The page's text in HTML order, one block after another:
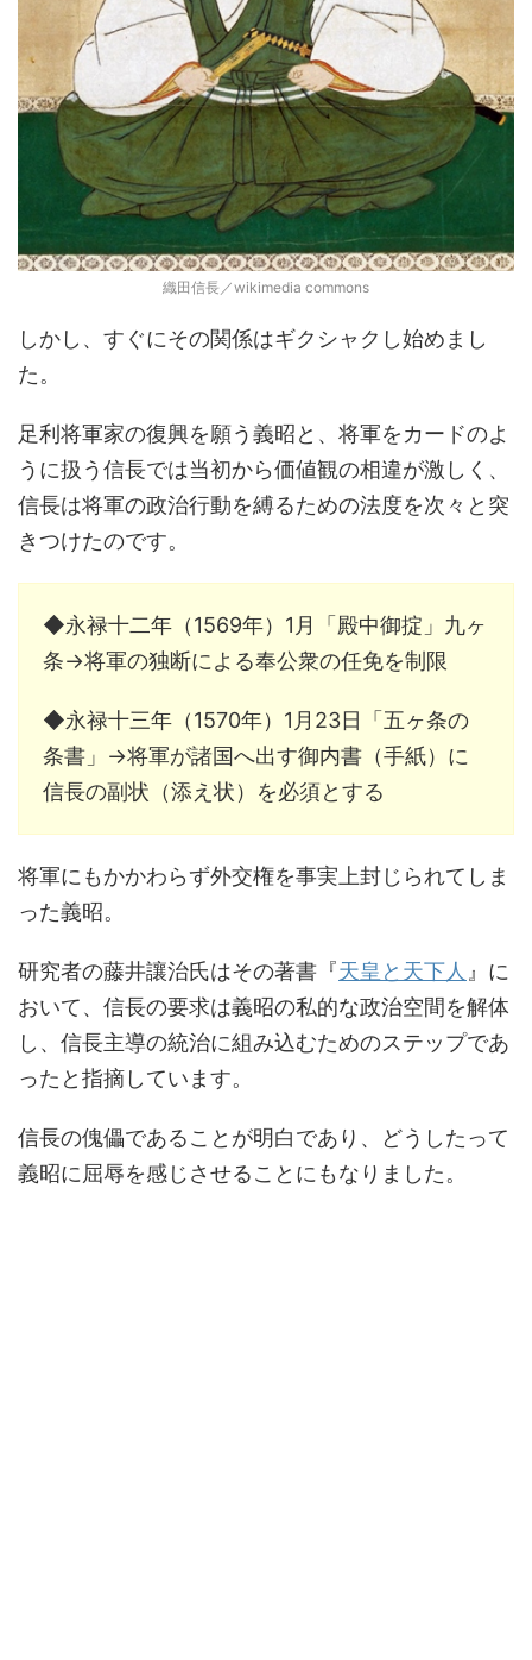
織田信長／wikimedia commons
しかし、すぐにその関係はギクシャクし始めまし
た。
足利将軍家の復興を願う義昭と、将軍をカードのよ
うに扱う信長では当初から価値観の相違が激しく、
信長は将軍の政治行動を縛るための法度を次々と突
きつけたのです。
◆永禄十二年（1569年）1月「殿中御掟」九ヶ
条→将軍の独断による奉公衆の任免を制限
◆永禄十三年（1570年）1月23日「五ヶ条の
条書」→将軍が諸国へ出す御内書（手紙）に
信長の副状（添え状）を必須とする
将軍にもかかわらず外交権を事実上封じられてしま
った義昭。
研究者の藤井讓治氏はその著書『天皇と天下人 』に
おいて、信長の要求は義昭の私的な政治空間を解体
し、信長主導の統治に組み込むためのステップであ
ったと指摘しています。
信長の傀儡であることが明白であり、どうしたって
義昭に屈辱を感じさせることにもなりました。